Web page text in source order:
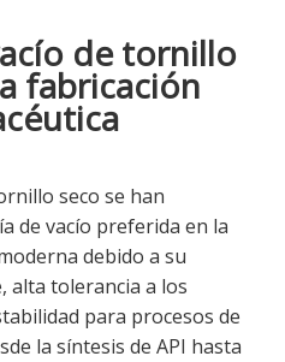
de tornillo
fabricación
seco se han
de vacío preferida en la
debido a su
alta tolerancia a los
para procesos de
la síntesis de API hasta